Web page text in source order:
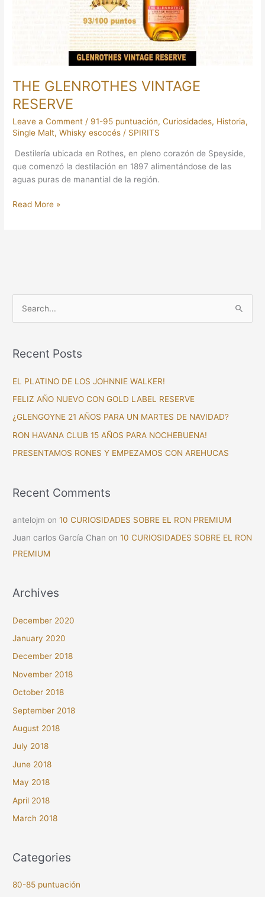
THE GLENROTHES VINTAGE
RESERVE
Leave a Comment / 91-95 puntuación,Curiosidades, Historia,
Single Malt,Whisky escocés / SPIRITS
Destilería ubicada en Rothes, en pleno corazón de Speyside,
que comenzó la destilación en 1897 alimentándose de las
aguas puras de manantial de la región.
Read More »
r
o
r
:
Recent Posts
EL PLATINO DE LOS JOHNNIE WALKER!
FELIZ AÑO NUEVO CON GOLD LABEL RESERVE
¿GLENGOYNE 21 AÑOS PARA UN MARTES DE NAVIDAD?
RON HAVANA CLUB 15 AÑOS PARA NOCHEBUENA!
PRESENTAMOS RONES Y EMPEZAMOS CON AREHUCAS
Recent Comments
antelojm on10 CURIOSIDADES SOBRE EL RON PREMIUM
Juan carlos García Chan on10 CURIOSIDADES SOBRE EL RON
PREMIUM
Archives
December 2020
January 2020
December 2018
November 2018
October 2018
September 2018
August 2018
July 2018
June 2018
May 2018
April 2018
March 2018
Categories
80-85 puntuación